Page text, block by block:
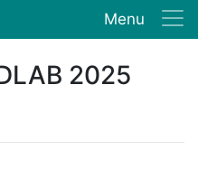
Menu
2025